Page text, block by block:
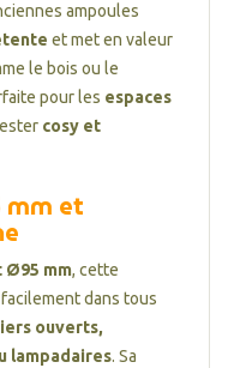
ampoules
et met en valeur
le bois ou le
pour les espaces
cosy et
et
Ø95 mm, cette
dans tous
ouverts,
lampadaires. Sa